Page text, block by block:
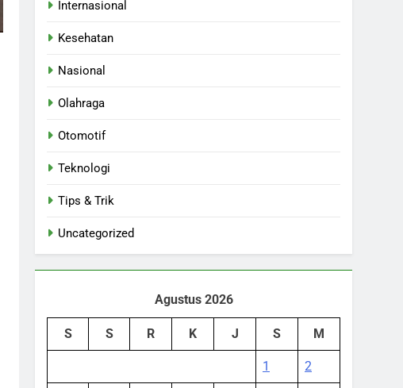
Internasional
Kesehatan
Nasional
Olahraga
Otomotif
Teknologi
Tips & Trik
Uncategorized
Agustus 2026
S S R K J S M
1 2